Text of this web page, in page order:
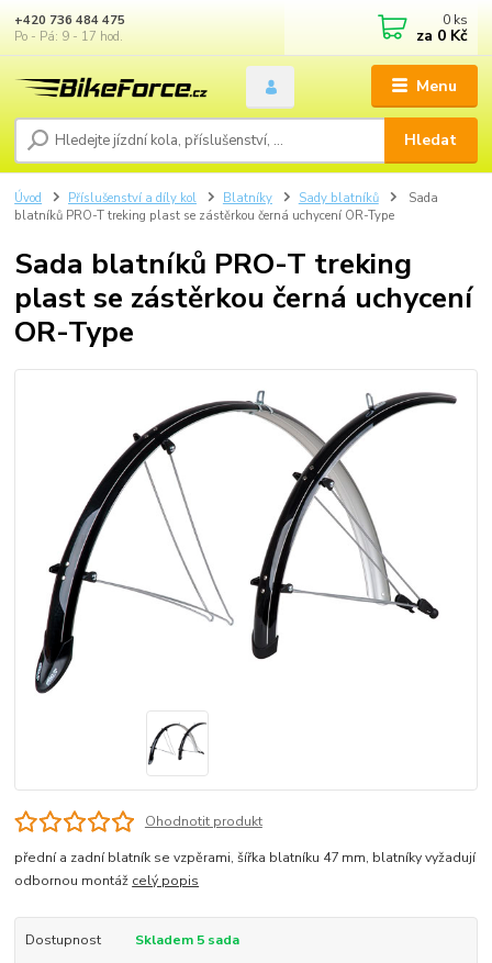
Menu
Hledat
+420 736 484 475
Po - Pá: 9 - 17 hod.
0 ks
za 0 Kč
Úvod Příslušenství a díly kol Blatníky Sady blatníků
Sada
blatníků PRO-T treking plast se zástěrkou černá uchycení OR-Type
Sada blatníků PRO-T treking
plast se zástěrkou černá uchycení
OR-Type
Ohodnotit produkt
přední a zadní blatník se vzpěrami, šířka blatníku 47 mm, blatníky vyžadují
odbornou montáž celý popis
Dostupnost Skladem 5 sada